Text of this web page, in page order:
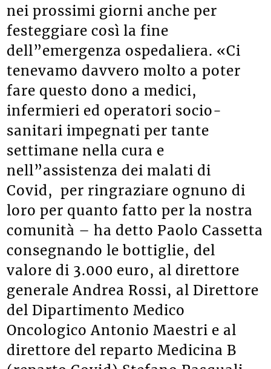
nei prossimi giorni anche per
festeggiare così la fine
dell”emergenza ospedaliera. «Ci
tenevamo davvero molto a poter
fare questo dono a medici,
infermieri ed operatori socio-
sanitari impegnati per tante
settimane nella cura e
nell”assistenza dei malati di
Covid, per ringraziare ognuno di
loro per quanto fatto per la nostra
comunità – ha detto Paolo Cassetta
consegnando le bottiglie, del
valore di 3.000 euro, al direttore
generale Andrea Rossi, al Direttore
del Dipartimento Medico
Oncologico Antonio Maestri e al
direttore del reparto Medicina B